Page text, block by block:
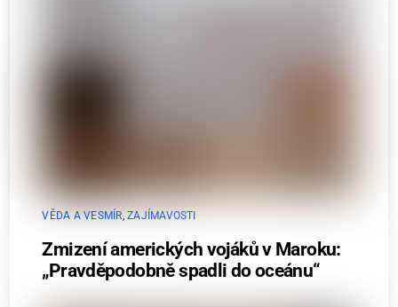
VĚDA A VESMÍR ,ZAJÍMAVOSTI
Zmizení amerických vojáků v Maroku:
„Pravděpodobně spadli do oceánu“